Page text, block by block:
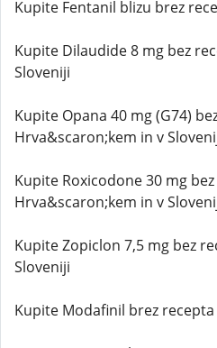
Kupite Fentanil blizu brez
Kupite Dilaudide 8 mg bez
Sloveniji
Kupite Opana 40 mg (G74)
Hrva&scaron;kem in v
Kupite Roxicodone 30 mg
Hrva&scaron;kem in v
Kupite Zopiclon 7,5 mg bez
Sloveniji
Kupite Modafinil brez